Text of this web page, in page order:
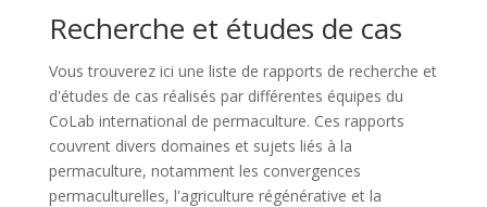
Recherche et études de cas
Vous trouverez ici une liste de rapports de recherche et
d'études de cas réalisés par différentes équipes du
CoLab international de permaculture. Ces rapports
couvrent divers domaines et sujets liés à la
permaculture, notamment les convergences
permaculturelles, l'agriculture régénérative et la